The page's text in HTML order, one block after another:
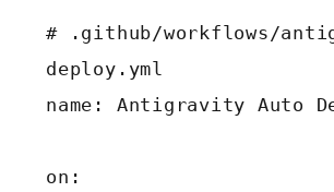
# .github/workflows/
deploy.yml
name: Antigravity Auto
on: